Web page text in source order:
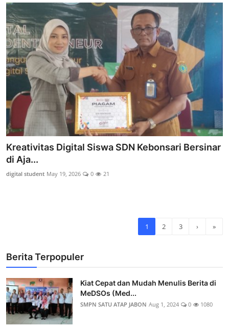
Kreativitas Digital Siswa SDN Kebonsari Bersinar
di Aja...
digital student May 19, 2026 0 21
1 2 3 › »
Berita Terpopuler
Kiat Cepat dan Mudah Menulis Berita di
MeDSOs (Med...
SMPN SATU ATAP JABON Aug 1, 2024 0 1080